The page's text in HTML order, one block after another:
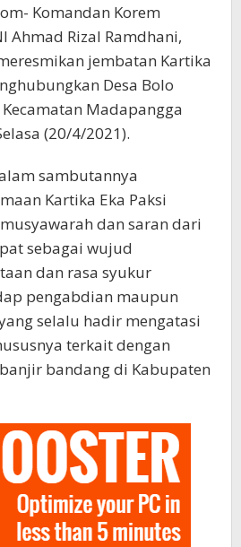
Komandan Korem
Ahmad Rizal Ramdhani,
jembatan Kartika
Desa Bolo
Madapangga
(20/4/2021).
sambutannya
Kartika Eka Paksi
dan saran dari
sebagai wujud
dan rasa syukur
pengabdian maupun
selalu hadir mengatasi
terkait dengan
bandang di Kabupaten